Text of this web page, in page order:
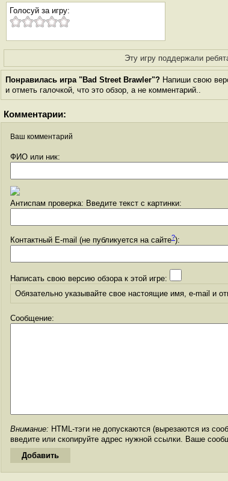
Голосуй за игру:
Эту игру поддержали
Понравилась игра "Bad Street Brawler"? Напиши свою
и отметь галочкой, что это обзор, а не комментарий..
Комментарии:
Ваш комментарий
ФИО или ник:
Антиспам проверка: Введите текст с картинки:
Контактный E-mail (не публикуется на сайте?):
Написать свою версию обзора к этой игре:
Обязательно указывайте свое настоящие имя, e-mail и
Сообщение:
Внимание: HTML-тэги не допускаются (вырезаются из
введите или скопируйте адрес нужной ссылки. Ваше